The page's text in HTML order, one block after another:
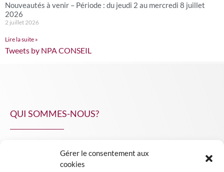
Gérer le consentement aux
cookies
Nouveautés à venir – Période : du jeudi 2 au mercredi 8 juillet
2026
2 juillet 2026
Lire la suite »
Tweets by NPA CONSEIL
QUI SOMMES-NOUS?